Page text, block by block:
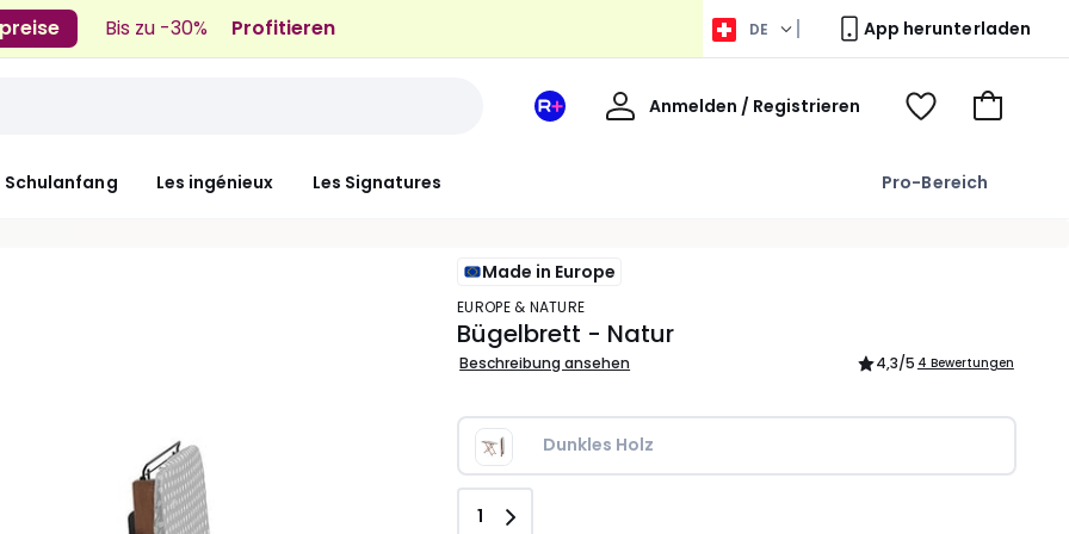
Bis zu -30% Profitieren DE App herunterladen
Schulanfang Les ingénieux Les Signatures Pro-Bereich
Ihr
Anmelden / Registrieren
Willkommen
Voir
Zum
Made in Europe
EUROPE & NATURE
Bügelbrett - Natur
Beschreibung ansehen 4,3/5 4 Bewertungen
Dunkles Holz
Anzahl
1